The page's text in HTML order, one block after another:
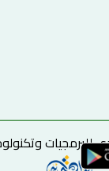
للبرمجيات